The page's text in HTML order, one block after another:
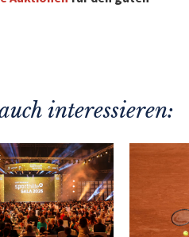
interessieren: